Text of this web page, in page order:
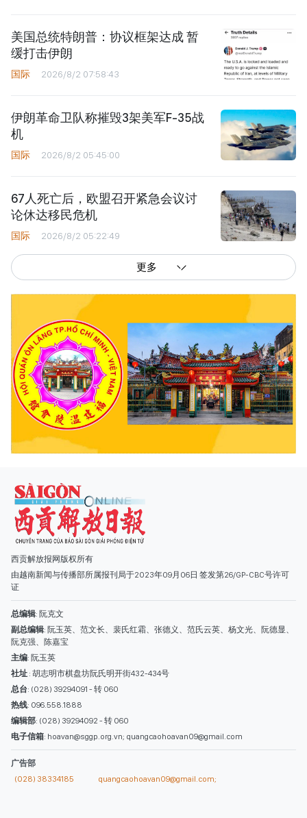
美国总统特朗普：协议框架达成 暂
缓打击伊朗
国际 2026/8/2 07:58:43
伊朗革命卫队称摧毁3架美军F-35战
机
国际 2026/8/2 05:45:00
67人死亡后，欧盟召开紧急会议讨
论休达移民危机
国际 2026/8/2 05:22:49
更多
西贡解放报网版权所有
由越南新闻与传播部所属报刊局于2023年09月06日 签发第26/GP-CBC号许可
证
副总编辑: 阮玉英、范文长、裴氏红霜、张德义、范氏云英、杨文光、阮德显、
阮克强、陈嘉宝
主编: 阮玉英
社址: 胡志明市棋盘坊阮氏明开街432-434号
总台: (028) 39294091 - 转 060
热线: 096.558.1888
编辑部: (028) 39294092 - 转 060
电子信箱
广告部
(028) 38334185
quangcaohoavan09@gmail.com;
类别